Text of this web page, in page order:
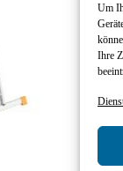
Um
Ihre